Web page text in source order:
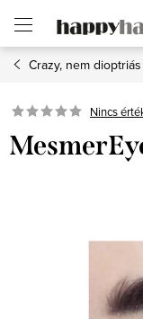
fő
tartalomhozCrazy, nem
Nincs